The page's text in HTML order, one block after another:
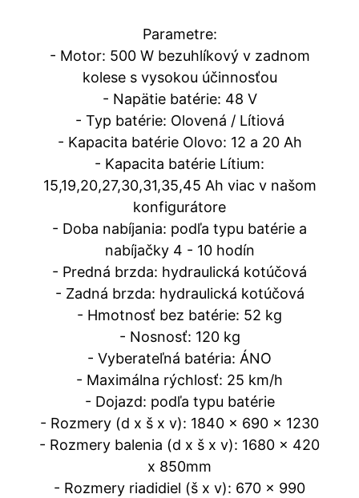
Parametre:
- Motor: 500 W bezuhlíkový v zadnom
kolese s vysokou účinnosťou
- Napätie batérie: 48 V
- Typ batérie: Olovená / Lítiová
- Kapacita batérie Olovo: 12 a 20 Ah
- Kapacita batérie Lítium:
15,19,20,27,30,31,35,45 Ah viac v našom
konfigurátore
- Doba nabíjania: podľa typu batérie a
nabíjačky 4 - 10 hodín
- Predná brzda: hydraulická kotúčová
- Zadná brzda: hydraulická kotúčová
- Hmotnosť bez batérie: 52 kg
- Nosnosť: 120 kg
- Vyberateľná batéria: ÁNO
- Maximálna rýchlosť: 25 km/h
- Dojazd: podľa typu batérie
- Rozmery (d x š x v): 1840 x 690 x 1230
- Rozmery balenia (d x š x v): 1680 x 420
x 850mm
- Rozmery riadidiel (š x v): 670 x 990